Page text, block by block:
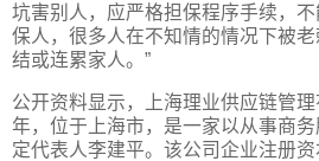
坑害别人，应严格担保程序手续，
保人，很多人在不知情的情况下被
结或连累家人。”
公开资料显示，上海理业供应链管
年，位于上海市，是一家以从事商
定代表人李建平。该公司企业注册